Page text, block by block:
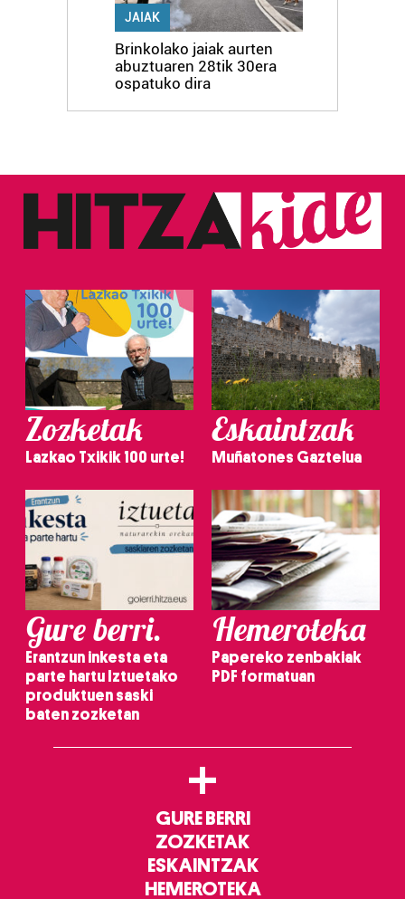
JAIAK
Brinkolako jaiak aurten
abuztuaren 28tik 30era
ospatuko dira
Zozketak
Lazkao Txikik 100 urte!
Eskaintzak
Muñatones Gaztelua
Gure berri.
Erantzun inkesta eta
parte hartu Iztuetako
produktuen saski
baten zozketan
Hemeroteka
Papereko zenbakiak
PDF formatuan
+
GURE BERRI
ZOZKETAK
ESKAINTZAK
HEMEROTEKA